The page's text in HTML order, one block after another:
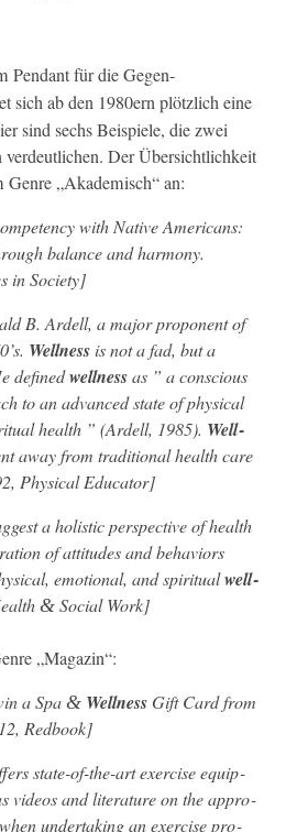
Pen­dant für die Gegen­
sich ab den 1980ern plöt­zlich eine
sind sechs Beispiele, die zwei
verdeut­lichen. Der Über­sichtlichkeit
„Akademisch“ an:
with Native Amer­i­cans:
bal­ance and har­mo­ny.
in Soci­ety]
B. Ardell, a major pro­po­nent of
Well­ness is not a fad, but a
definedwell­nessas ” a con­scious
to an advanced state of phys­i­cal
health ” (Ardell, 1985). Well­
away from tra­di­tion­al health care
Phys­i­cal Edu­ca­tor]
a holis­tic per­spec­tive of health
of atti­tudes and behav­iors
emo­tion­al, and spir­i­tu­alwell­
& Social Work]
„Mag­a­zin“:
a Spa & Well­nessGift Card from
Redbook]
state-of-the-art exer­cise equip­
videos and lit­er­a­ture on the appro­
under­tak­ing an exer­cise pro­